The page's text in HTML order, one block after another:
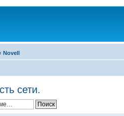
‹ Novell
сети.